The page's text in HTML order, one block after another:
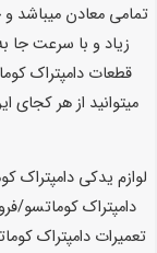
تمامی معادن میباشد و
زیاد و با سرعت جا
قطعات دامپتراک
میتوانید از هر کجای
لوازم یدکی دامپتراک
دامپتراک کوماتسو/
تعمیرات دامپتراک